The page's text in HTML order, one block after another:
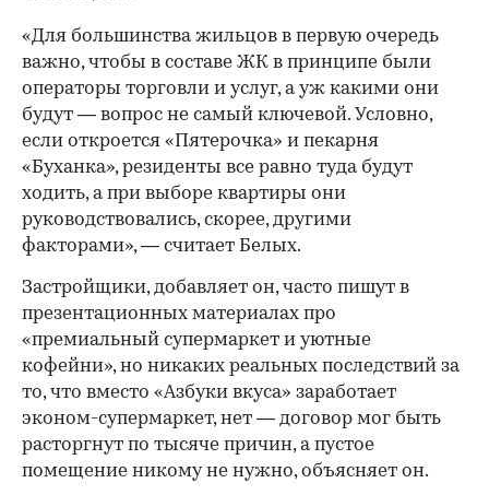
«Для большинства жильцов в первую очередь
важно, чтобы в составе ЖК в принципе были
операторы торговли и услуг, а уж какими они
будут — вопрос не самый ключевой. Условно,
если откроется «Пятерочка» и пекарня
«Буханка», резиденты все равно туда будут
ходить, а при выборе квартиры они
руководствовались, скорее, другими
факторами», — считает Белых.
Застройщики, добавляет он, часто пишут в
презентационных материалах про
«премиальный супермаркет и уютные
кофейни», но никаких реальных последствий за
то, что вместо «Азбуки вкуса» заработает
эконом-супермаркет, нет — договор мог быть
расторгнут по тысяче причин, а пустое
помещение никому не нужно, объясняет он.